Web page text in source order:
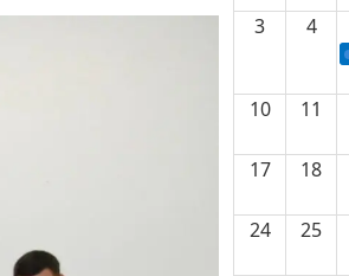
3 4
10 11
17 18
24 25